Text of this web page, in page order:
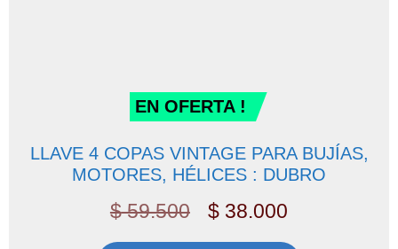
EN OFERTA !
LLAVE 4 COPAS VINTAGE PARA BUJÍAS,
MOTORES, HÉLICES : DUBRO
$59.500 $ 38.000